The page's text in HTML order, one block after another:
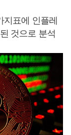
표에 인플레
것으로 분석